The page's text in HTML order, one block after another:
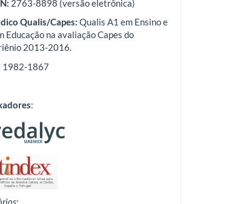
2763-8898 (versão eletrônica)
Qualis/Capes: Qualis A1 em Ensino e
Educação na avaliação Capes do
2013-2016.
1982-1867
:
: